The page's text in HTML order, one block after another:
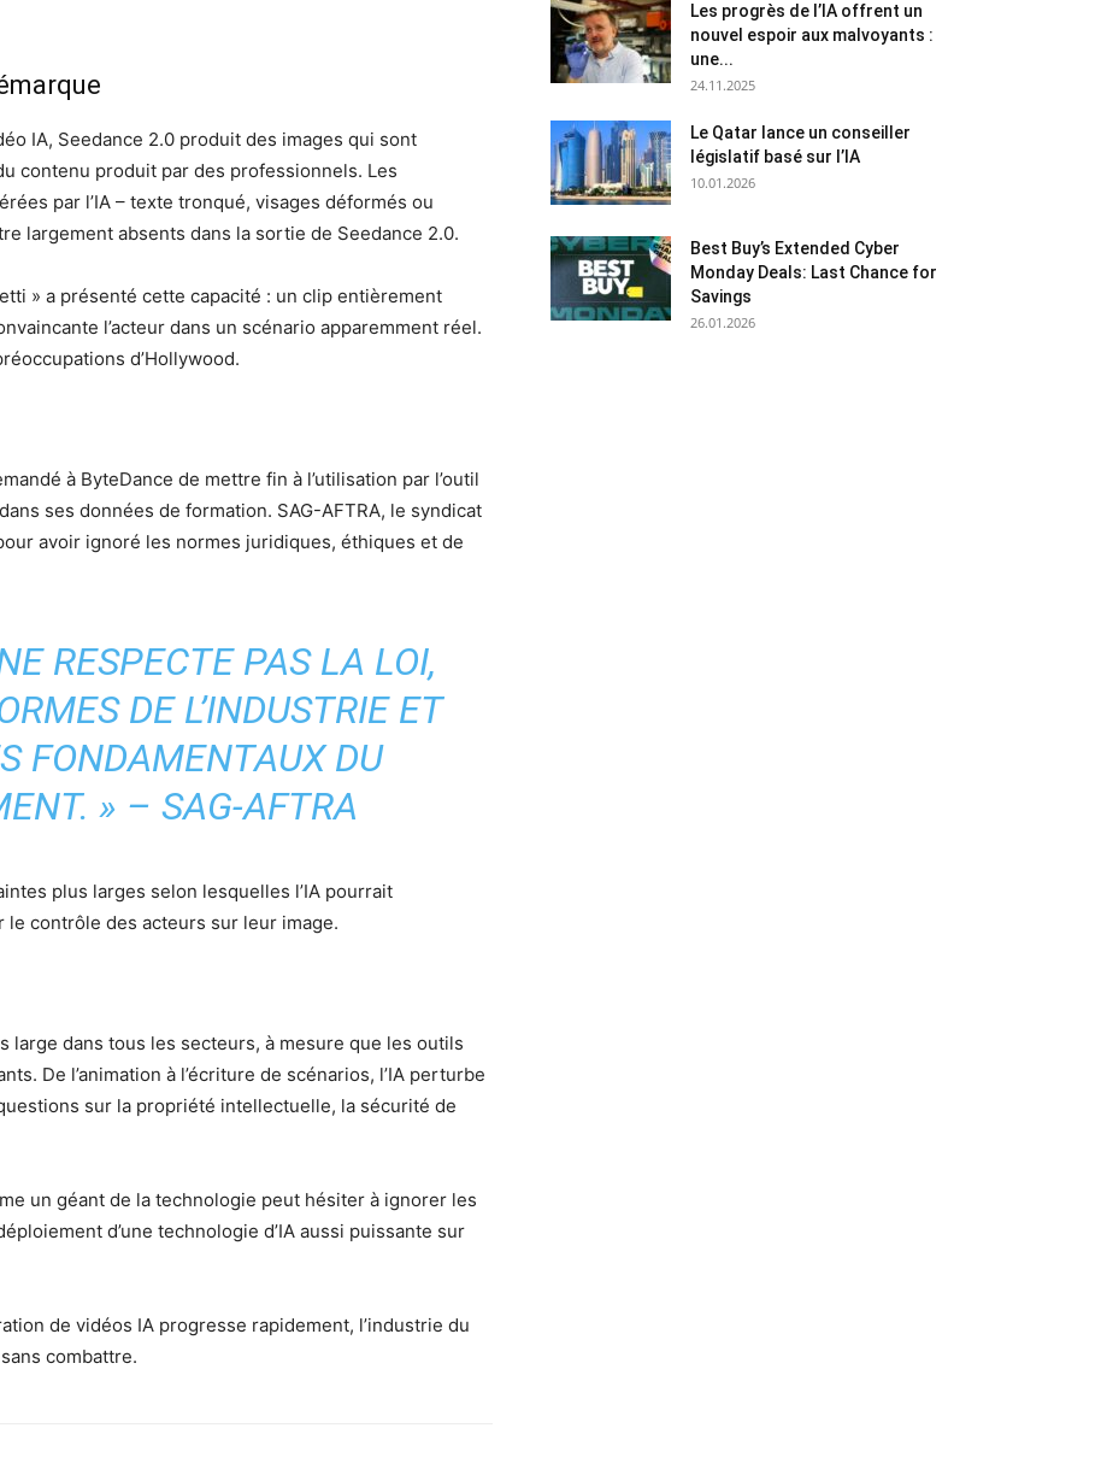
IA, Seedance 2.0 produit des images qui sont
contenu produit par des professionnels. Les
par l’IA – texte tronqué, visages déformés ou
largement absents dans la sortie de Seedance 2.0.
» a présenté cette capacité : un clip entièrement
l’acteur dans un scénario apparemment réel.
d’Hollywood.
à ByteDance de mettre fin à l’utilisation par l’outil
ses données de formation. SAG-AFTRA, le syndicat
avoir ignoré les normes juridiques, éthiques et de
RESPECTE PAS LA LOI,
DE L’INDUSTRIE ET
FONDAMENTAUX DU
» – SAG-AFTRA
plus larges selon lesquelles l’IA pourrait
contrôle des acteurs sur leur image.
large dans tous les secteurs, à mesure que les outils
De l’animation à l’écriture de scénarios, l’IA perturbe
sur la propriété intellectuelle, la sécurité de
un géant de la technologie peut hésiter à ignorer les
d’une technologie d’IA aussi puissante sur
de vidéos IA progresse rapidement, l’industrie du
combattre.
Les progrès de l’IA offrent un
nouvel espoir aux malvoyants :
une...
24.11.2025
Le Qatar lance un conseiller
législatif basé sur l’IA
10.01.2026
Best Buy’s Extended Cyber
Monday Deals: Last Chance for
Savings
26.01.2026